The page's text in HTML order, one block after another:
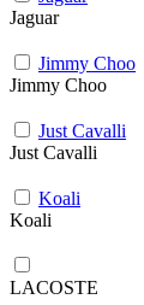
Jaguar
Jimmy Choo
Jimmy Choo
Just Cavalli
Just Cavalli
Koali
Koali
LACOSTE